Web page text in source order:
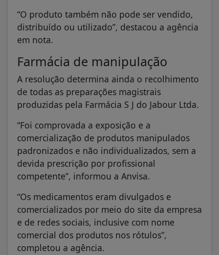
“O produto também não pode ser vendido,
distribuído ou utilizado”, destacou a agência
em nota.
Farmácia de manipulação
A resolução determina ainda o recolhimento
de todas as preparações magistrais
produzidas pela Farmácia S J do Jabour Ltda.
“Foi comprovada a exposição e a
comercialização de produtos manipulados
padronizados e não individualizados, sem a
devida prescrição por profissional
competente”, informou a Anvisa.
“Os medicamentos eram divulgados e
comercializados por meio do site da empresa
e de redes sociais, inclusive com nome
comercial dos produtos nos rótulos”,
completou a agência.